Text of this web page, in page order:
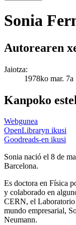
Sonia
Autorearen
Jaiotza:
1978ko mar. 7a
Kanpoko
Webgunea
OpenLibraryn ikusi
Goodreads-en ikusi
Sonia nació el 8 de
Barcelona.
Es doctora en Física
y colaborado en
CERN, el
mundo empresarial,
Neumann.